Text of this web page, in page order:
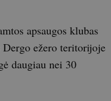
apsaugos klubas
ežero teritorijoje
daugiau nei 30